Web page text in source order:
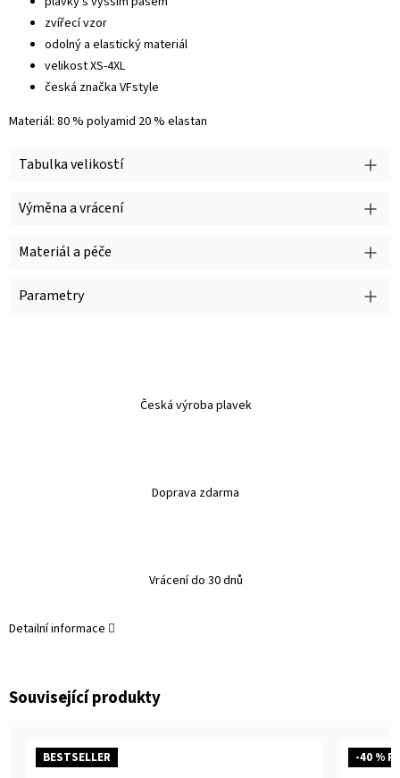
Tabulka velikostí
Výměna a vrácení
Materiál a péče
Parametry
Česká výroba plavek
Doprava zdarma
Vrácení do 30 dnů
zvířecí vzor
odolný a elastický materiál
velikost XS-4XL
česká značka VFstyle
Materiál: 80 % polyamid 20 % elastan
Detailní informace
Související produkty
BESTSELLER -40 %